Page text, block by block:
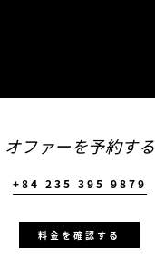
オファーを予約する
+84 235 395 9879
料金を確認する